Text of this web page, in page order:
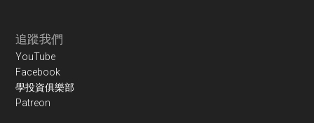
Footer
追蹤我們
YouTube
Facebook
學投資俱樂部
Patreon